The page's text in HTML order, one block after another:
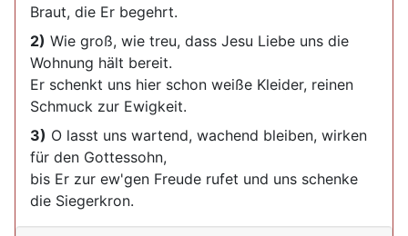
Braut, die Er begehrt.
2) Wie groß, wie treu, dass Jesu Liebe uns die
Wohnung hält bereit.
Er schenkt uns hier schon weiße Kleider, reinen
Schmuck zur Ewigkeit.
3) O lasst uns wartend, wachend bleiben, wirken
für den Gottessohn,
bis Er zur ew'gen Freude rufet und uns schenke
die Siegerkron.